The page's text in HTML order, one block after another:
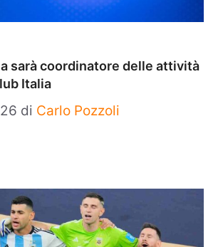
sarà coordinatore delle attività
Italia
di Carlo Pozzoli